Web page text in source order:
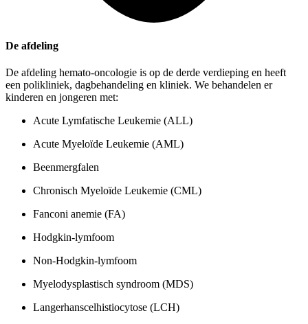
De afdeling
De afdeling hemato-oncologie is op de derde verdieping en heeft
een polikliniek, dagbehandeling en kliniek. We behandelen er
kinderen en jongeren met:
Acute Lymfatische Leukemie (ALL)
Acute Myeloïde Leukemie (AML)
Beenmergfalen
Chronisch Myeloïde Leukemie (CML)
Fanconi anemie (FA)
Hodgkin-lymfoom
Non-Hodgkin-lymfoom
Myelodysplastisch syndroom (MDS)
Langerhanscelhistiocytose (LCH)